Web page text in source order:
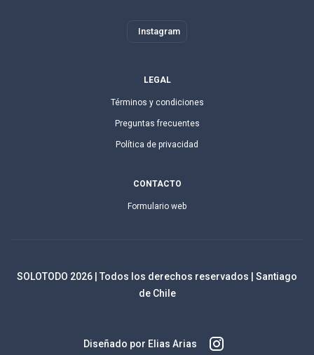
Instagram
LEGAL
Términos y condiciones
Preguntas frecuentes
Política de privacidad
CONTACTO
Formulario web
SOLOTODO 2026 | Todos los derechos reservados | Santiago
de Chile
Diseñado por Elias Arias